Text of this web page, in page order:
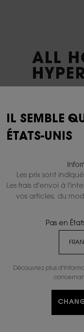
ALL
IL SEMBLE
ÉTATS-UNIS
Les prix sont
Les frais d'envoi à
vos articles, du
Pas en
Découvrez plus